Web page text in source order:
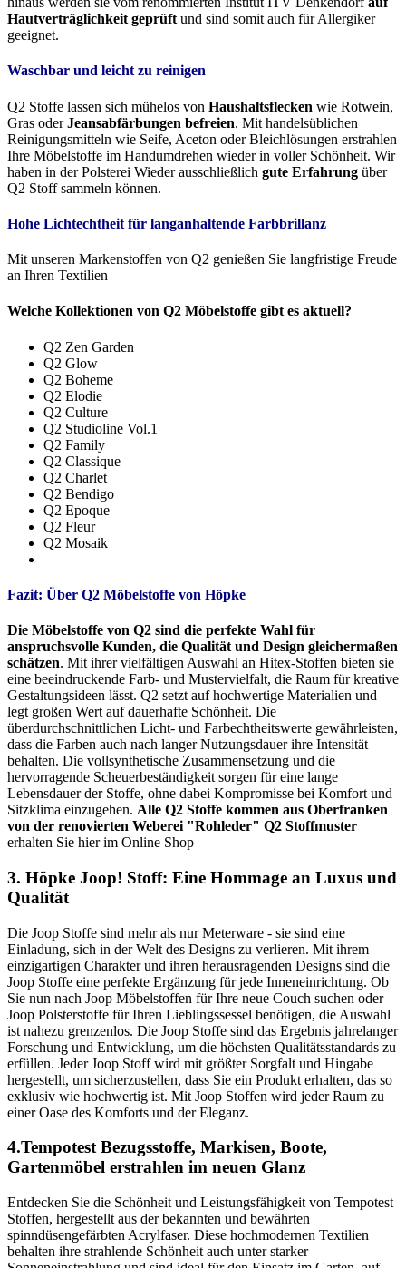
Hautverträglichkeit geprüft und sind somit auch für Allergiker
geeignet.
Waschbar und leicht zu reinigen
Q2 Stoffe lassen sich mühelos von Haushaltsflecken wie Rotwein,
Gras oderJeansabfärbungen befreien. Mit handelsüblichen
Reinigungsmitteln wie Seife, Aceton oder Bleichlösungen erstrahlen
Ihre Möbelstoffe im Handumdrehen wieder in voller Schönheit. Wir
haben in der Polsterei Wieder ausschließlich gute Erfahrung über
Q2 Stoff sammeln können.
Hohe Lichtechtheit für langanhaltende Farbbrillanz
Mit unseren Markenstoffen von Q2 genießen Sie langfristige Freude
an Ihren Textilien
Welche Kollektionen von Q2 Möbelstoffe gibt es aktuell?
Q2 Zen Garden
Q2 Glow
Q2 Boheme
Q2 Elodie
Q2 Culture
Q2 Studioline Vol.1
Q2 Family
Q2 Classique
Q2 Charlet
Q2 Bendigo
Q2 Epoque
Q2 Fleur
Q2 Mosaik
Fazit: Über Q2 Möbelstoffe von Höpke
Die Möbelstoffe von Q2 sind die perfekte Wahl für
anspruchsvolle Kunden, die Qualität und Design gleichermaßen
schätzen. Mit ihrer vielfältigen Auswahl an Hitex-Stoffen bieten sie
eine beeindruckende Farb- und Mustervielfalt, die Raum für kreative
Gestaltungsideen lässt. Q2 setzt auf hochwertige Materialien und
legt großen Wert auf dauerhafte Schönheit. Die
überdurchschnittlichen Licht- und Farbechtheitswerte gewährleisten,
dass die Farben auch nach langer Nutzungsdauer ihre Intensität
behalten. Die vollsynthetische Zusammensetzung und die
hervorragende Scheuerbeständigkeit sorgen für eine lange
Lebensdauer der Stoffe, ohne dabei Kompromisse bei Komfort und
Sitzklima einzugehen. Alle Q2 Stoffe kommen aus Oberfranken
von der renovierten Weberei "Rohleder" Q2 Stoffmuster
erhalten Sie hier im Online Shop
3. Höpke Joop! Stoff: Eine Hommage an Luxus und
Qualität
Die Joop Stoffe sind mehr als nur Meterware - sie sind eine
Einladung, sich in der Welt des Designs zu verlieren. Mit ihrem
einzigartigen Charakter und ihren herausragenden Designs sind die
Joop Stoffe eine perfekte Ergänzung für jede Inneneinrichtung. Ob
Sie nun nach Joop Möbelstoffen für Ihre neue Couch suchen oder
Joop Polsterstoffe für Ihren Lieblingssessel benötigen, die Auswahl
ist nahezu grenzenlos. Die Joop Stoffe sind das Ergebnis jahrelanger
Forschung und Entwicklung, um die höchsten Qualitätsstandards zu
erfüllen. Jeder Joop Stoff wird mit größter Sorgfalt und Hingabe
hergestellt, um sicherzustellen, dass Sie ein Produkt erhalten, das so
exklusiv wie hochwertig ist. Mit Joop Stoffen wird jeder Raum zu
einer Oase des Komforts und der Eleganz.
4.Tempotest Bezugsstoffe, Markisen, Boote,
Gartenmöbel erstrahlen im neuen Glanz
Entdecken Sie die Schönheit und Leistungsfähigkeit von Tempotest
Stoffen, hergestellt aus der bekannten und bewährten
spinndüsengefärbten Acrylfaser. Diese hochmodernen Textilien
behalten ihre strahlende Schönheit auch unter starker